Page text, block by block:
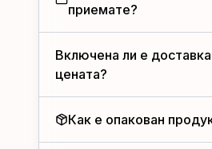
приемате?
Включена ли е
цената?
Как е опакован